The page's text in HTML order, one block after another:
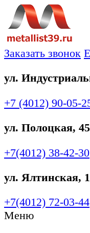
Заказать звонок
ул.
+7 (4012) 90-05-
ул. Полоцкая, 45
+7(4012) 38-42-30
ул. Ялтинская,
+7(4012) 72-03-44
Меню